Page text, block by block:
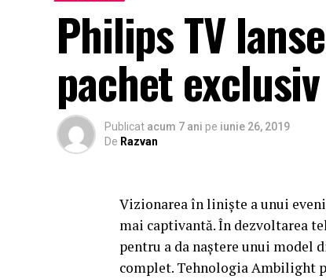
Philips TV
pachet exclusiv
Publicat acum 7 ani pe iunie 26, 2019
De Razvan
Vizionarea în liniște a unui
mai captivantă. În dezvoltarea
pentru a da naștere unui model
complet. Tehnologia Ambilight